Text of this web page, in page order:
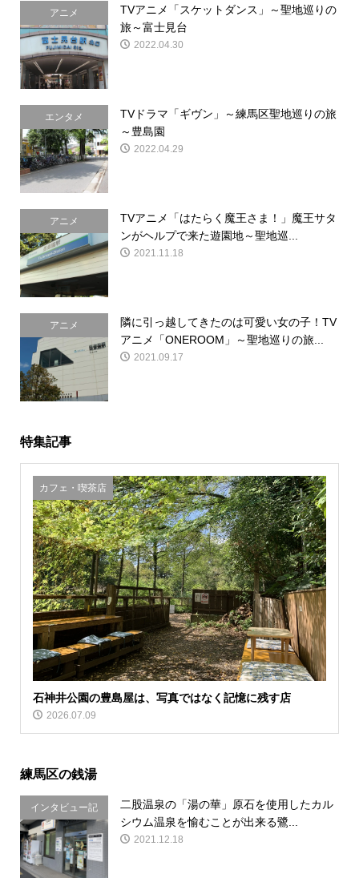
アニメ
TVアニメ「スケットダンス」～聖地巡りの
旅～富士見台
2022.04.30
エンタメ
TVドラマ「ギヴン」～練馬区聖地巡りの旅
～豊島園
2022.04.29
アニメ
TVアニメ「はたらく魔王さま！」魔王サタ
ンがヘルプで来た遊園地～聖地巡...
2021.11.18
アニメ
隣に引っ越してきたのは可愛い女の子！TV
アニメ「ONEROOM」～聖地巡りの旅...
2021.09.17
特集記事
カフェ・喫茶店
石神井公園の豊島屋は、写真ではなく記憶に残す店
2026.07.09
練馬区の銭湯
インタビュー記
事
二股温泉の「湯の華」原石を使用したカル
シウム温泉を愉むことが出来る鷺...
2021.12.18